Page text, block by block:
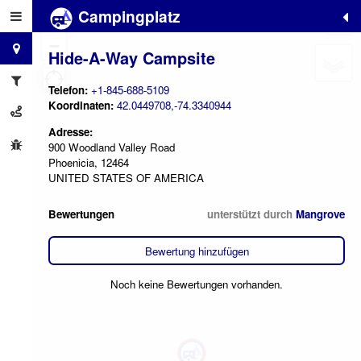
Campingplatz
Hide-A-Way Campsite
Telefon: +1-845-688-5109
Koordinaten: 42.0449708,-74.3340944
Adresse:
900 Woodland Valley Road
Phoenicia, 12464
UNITED STATES OF AMERICA
Bewertungen unterstützt durch Mangrove
Bewertung hinzufügen
Noch keine Bewertungen vorhanden.
+